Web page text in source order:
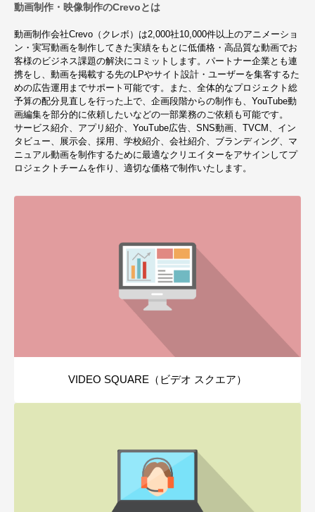
動画制作・映像制作のCrevoとは
動画制作会社Crevo（クレボ）は2,000社10,000件以上のアニメーショ
ン・実写動画を制作してきた実績をもとに低価格・高品質な動画でお
客様のビジネス課題の解決にコミットします。パートナー企業とも連
携をし、動画を掲載する先のLPやサイト設計・ユーザーを集客するた
めの広告運用までサポート可能です。また、全体的なプロジェクト総
予算の配分見直しを行った上で、企画段階からの制作も、YouTube動
画編集を部分的に依頼したいなどの一部業務のご依頼も可能です。
サービス紹介、アプリ紹介、YouTube広告、SNS動画、TVCM、イン
タビュー、展示会、採用、学校紹介、会社紹介、ブランディング、マ
ニュアル動画を制作するために最適なクリエイターをアサインしてプ
ロジェクトチームを作り、適切な価格で制作いたします。
VIDEO SQUARE（ビデオ スクエア）